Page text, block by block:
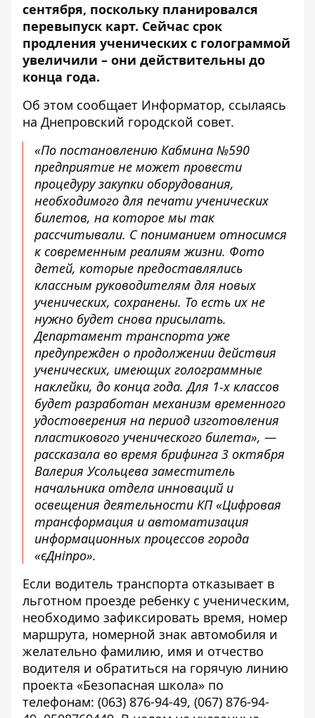
сентября, поскольку планировался
перевыпуск карт. Сейчас срок
продления ученических с голограммой
увеличили – они действительны до
конца года.
Об этом сообщает Информатор, ссылаясь
на Днепровский городской совет.
«По постановлению Кабмина №590
предприятие не может провести
процедуру закупки оборудования,
необходимого для печати ученических
билетов, на которое мы так
рассчитывали. С пониманием относимся
к современным реалиям жизни. Фото
детей, которые предоставлялись
классным руководителям для новых
ученических, сохранены. То есть их не
нужно будет снова присылать.
Департамент транспорта уже
предупрежден о продолжении действия
ученических, имеющих голограммные
наклейки, до конца года. Для 1-х классов
будет разработан механизм временного
удостоверения на период изготовления
пластикового ученического билета», —
рассказала во время брифинга 3 октября
Валерия Усольцева заместитель
начальника отдела инноваций и
освещения деятельности КП «Цифровая
трансформация и автоматизация
информационных процессов города
«єДніпро».
Если водитель транспорта отказывает в
льготном проезде ребенку с ученическим,
необходимо зафиксировать время, номер
маршрута, номерной знак автомобиля и
желательно фамилию, имя и отчество
водителя и обратиться на горячую линию
проекта «Безопасная школа» по
телефонам: (063) 876-94-49, (067) 876-94-